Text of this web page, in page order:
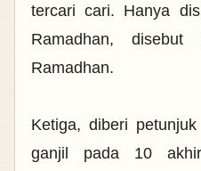
tercari cari. Hanya
Ramadhan,
Ramadhan.
Ketiga, diberi
ganjil pada 10